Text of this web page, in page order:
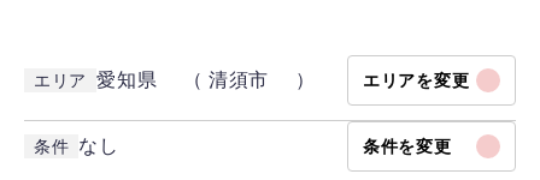
エリア 愛知県 （ 清須市 ） エリアを変更
条件 なし 条件を変更